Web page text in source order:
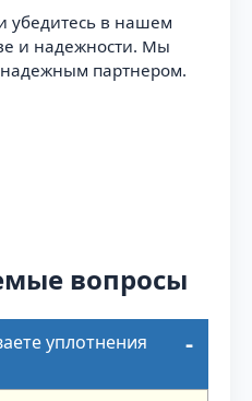
убедитесь в нашем
и надежности. Мы
партнером.
вопросы
уплотнения